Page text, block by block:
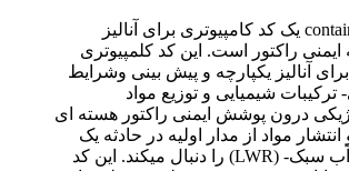
کد contain2.0 یک کد کامپیوتری برای آنالیز
راکتور است. این کد کلمپیوتری
برای آنالیز یکپارچه و پیش بینی وشرایط
ترکیبات شیمیایی و توزیع مواد
درون پوشش ایمنی راکتور هسته ای
مواد از مدار اولیه در حادثه یک
راکتور آب سبک- (LWR) را دنبال میکند. این کد